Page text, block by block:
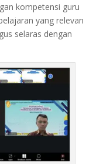
kompetensi guru
yang relevan
selaras dengan